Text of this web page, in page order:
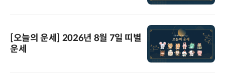
[오늘의 운세] 2026년 8월 7일 띠별
운세